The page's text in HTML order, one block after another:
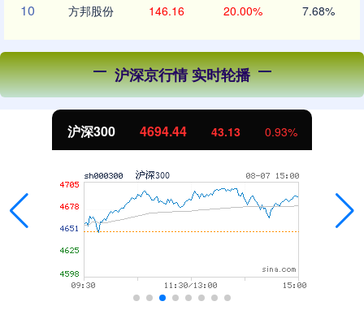
10 方邦股份 146.16 20.00% 7.68%
沪深京行情 实时轮播
沪深300 4694.44 43.13 0.93%